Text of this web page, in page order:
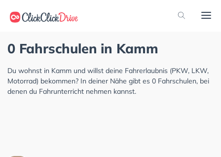
0 Fahrschulen in Kamm
Du wohnst in Kamm und willst deine Fahrerlaubnis (PKW, LKW,
Motorrad) bekommen? In deiner Nähe gibt es 0 Fahrschulen, bei
denen du Fahrunterricht nehmen kannst.